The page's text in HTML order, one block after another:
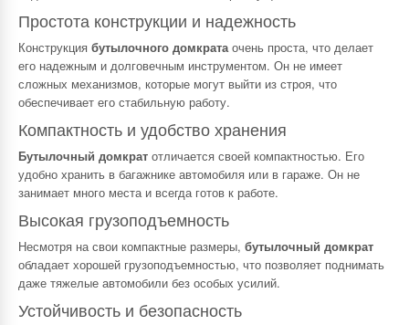
Простота конструкции и надежность
Конструкция бутылочного домкратаочень проста, что делает
его надежным и долговечным инструментом. Он не имеет
сложных механизмов, которые могут выйти из строя, что
обеспечивает его стабильную работу.
Компактность и удобство хранения
Бутылочный домкрат отличается своей компактностью. Его
удобно хранить в багажнике автомобиля или в гараже. Он не
занимает много места и всегда готов к работе.
Высокая грузоподъемность
Несмотря на свои компактные размеры, бутылочный домкрат
обладает хорошей грузоподъемностью, что позволяет поднимать
даже тяжелые автомобили без особых усилий.
Устойчивость и безопасность